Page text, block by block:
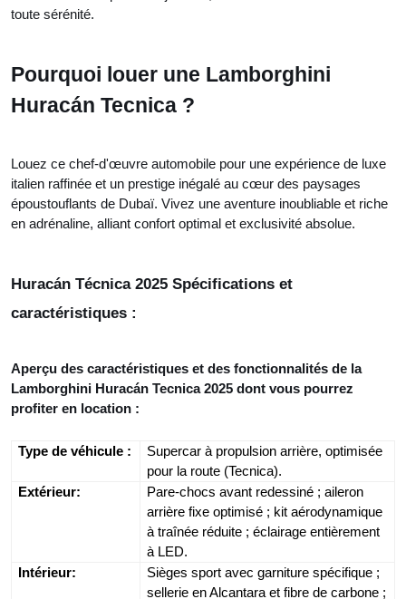
toute sérénité.
Pourquoi louer une Lamborghini
Huracán Tecnica ?
Louez ce chef-d'œuvre automobile pour une expérience de luxe
italien raffinée et un prestige inégalé au cœur des paysages
époustouflants de Dubaï. Vivez une aventure inoubliable et riche
en adrénaline, alliant confort optimal et exclusivité absolue.
Huracán Técnica 2025 Spécifications et
caractéristiques :
Aperçu des caractéristiques et des fonctionnalités de la
Lamborghini Huracán Tecnica 2025 dont vous pourrez
profiter en location :
Type de véhicule :
Supercar à propulsion arrière, optimisée
pour la route (Tecnica).
Extérieur:
Pare-chocs avant redessiné ; aileron
arrière fixe optimisé ; kit aérodynamique
à traînée réduite ; éclairage entièrement
à LED.
Intérieur:
Sièges sport avec garniture spécifique ;
sellerie en Alcantara et fibre de carbone ;